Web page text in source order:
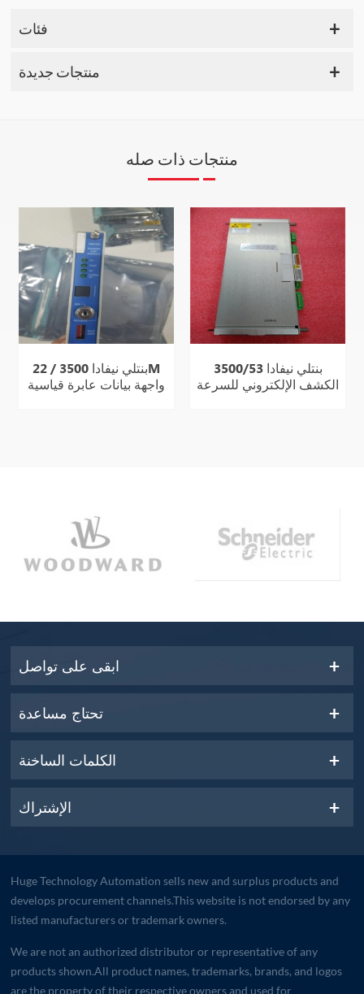
فئات
منتجات جديدة
منتجات ذات صله
بنتلي نيفادا 3500 / 22M
واجهة بيانات عابرة قياسية
بنتلي نيفادا 3500/53
الكشف الإلكتروني للسرعة
ابقى على تواصل
تحتاج مساعدة
الكلمات الساخنة
الإشتراك
Huge Technology Automation sells new and surplus products and
develops procurement channels.This website is not endorsed by any
listed manufacturers or trademark owners.
We are not an authorized distributor or representative of any
products shown.All product names, trademarks, brands, and logos
are the property of their respective owners and used for